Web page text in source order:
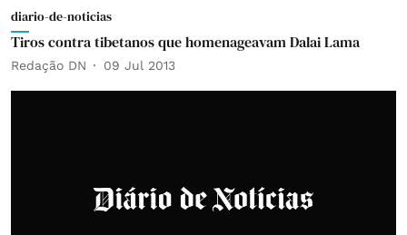
diario-de-noticias
Tiros contra tibetanos que homenageavam Dalai Lama
Redação DN 09 Jul 2013